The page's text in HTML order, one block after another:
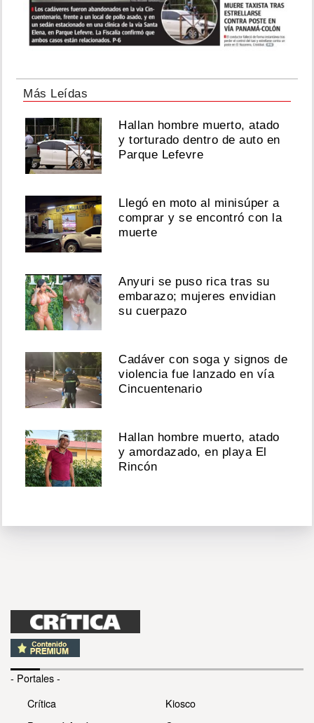
Más Leídas
Hallan hombre muerto, atado
y torturado dentro de auto en
Parque Lefevre
Llegó en moto al minisúper a
comprar y se encontró con la
muerte
Anyuri se puso rica tras su
embarazo; mujeres envidian
su cuerpazo
Cadáver con soga y signos de
violencia fue lanzado en vía
Cincuentenario
Hallan hombre muerto, atado
y amordazado, en playa El
Rincón
- Portales -
Crítica
Kiosco